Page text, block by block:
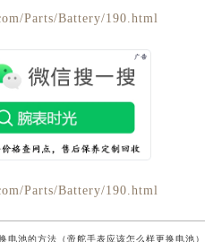
Parts/Battery/190.html
Parts/Battery/190.html
电池的方法（帝舵手表应该怎么样更换电池）